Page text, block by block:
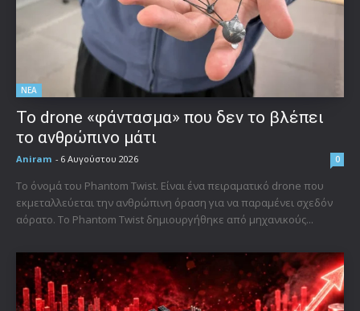
ΝΕΑ
Το drone «φάντασμα» που δεν το βλέπει
το ανθρώπινο μάτι
Aniram - 6 Αυγούστου 2026 0
Το όνομά του Phantom Twist. Είναι ένα πειραματικό drone που
εκμεταλλεύεται την ανθρώπινη όραση για να παραμένει σχεδόν
αόρατο. Το Phantom Twist δημιουργήθηκε από μηχανικούς...